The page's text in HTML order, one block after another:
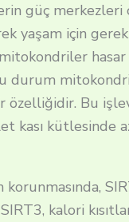
güç
yaşam için
özelliğidir. Bu
kası kütlesinde
korunmasında,
kalori